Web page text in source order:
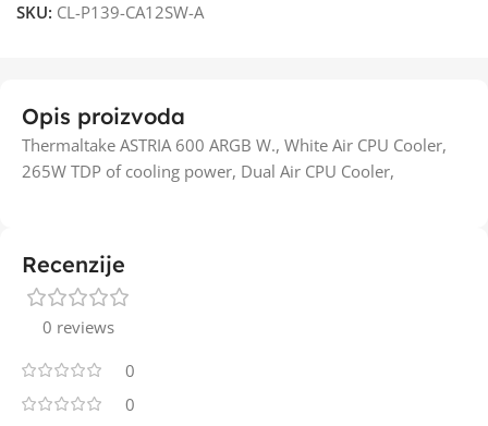
SKU: CL-P139-CA12SW-A
Opis proizvoda
Thermaltake ASTRIA 600 ARGB W., White Air CPU Cooler,
265W TDP of cooling power, Dual Air CPU Cooler,
Recenzije
0 reviews
0
0